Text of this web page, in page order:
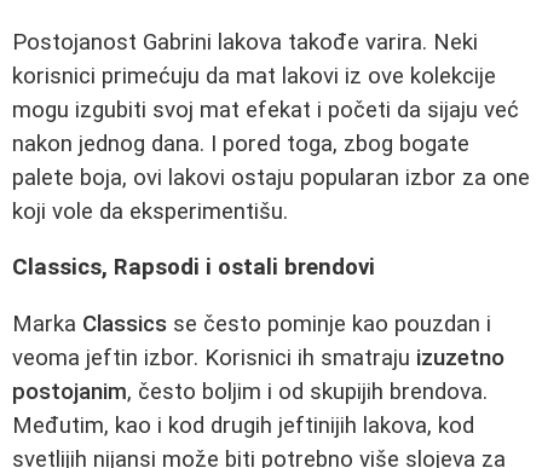
Postojanost Gabrini lakova takođe varira. Neki
korisnici primećuju da mat lakovi iz ove kolekcije
mogu izgubiti svoj mat efekat i početi da sijaju već
nakon jednog dana. I pored toga, zbog bogate
palete boja, ovi lakovi ostaju popularan izbor za one
koji vole da eksperimentišu.
Classics, Rapsodi i ostali brendovi
Marka Classics se često pominje kao pouzdan i
veoma jeftin izbor. Korisnici ih smatraju izuzetno
postojanim, često boljim i od skupijih brendova.
Međutim, kao i kod drugih jeftinijih lakova, kod
svetlijih nijansi može biti potrebno više slojeva za